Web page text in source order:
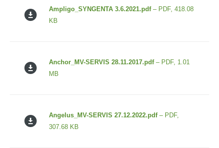
Ampligo_SYNGENTA 3.6.2021.pdf– PDF, 418.08
KB
Anchor_MV-SERVIS 28.11.2017.pdf– PDF, 1.01
MB
Angelus_MV-SERVIS 27.12.2022.pdf– PDF,
307.68 KB